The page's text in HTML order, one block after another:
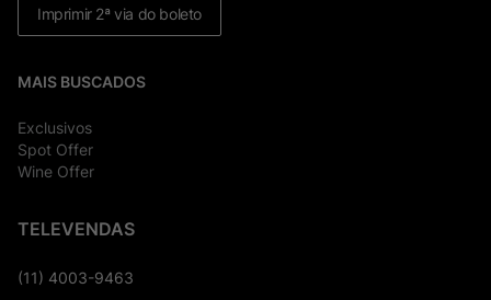
Imprimir 2ª via do boleto
MAIS BUSCADOS
Exclusivos
Spot Offer
Wine Offer
TELEVENDAS
(11) 4003-9463